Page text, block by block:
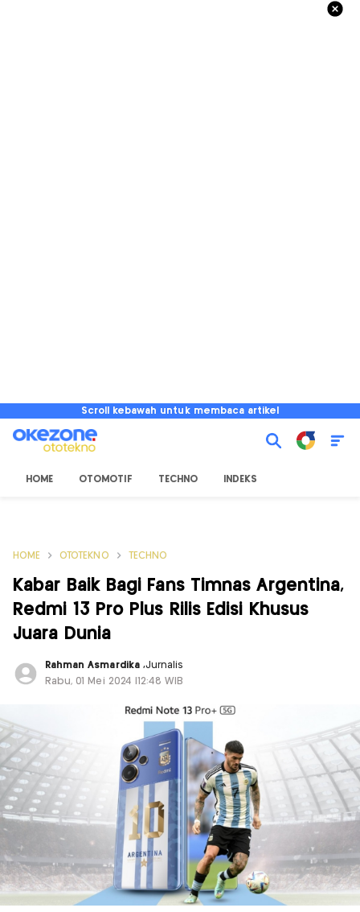
Scroll kebawah untuk membaca artikel
HOME OTOMOTIF TECHNO INDEKS
HOME OTOTEKNO TECHNO
Kabar Baik Bagi Fans Timnas Argentina,
Redmi 13 Pro Plus Rilis Edisi Khusus
Juara Dunia
Rahman Asmardika ,Jurnalis
Rabu, 01 Mei 2024 |12:48 WIB